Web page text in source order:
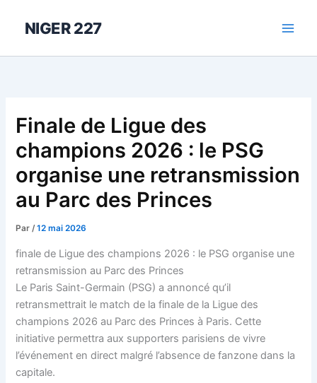
NIGER 227
Finale de Ligue des
champions 2026 : le PSG
organise une retransmission
au Parc des Princes
Par/12 mai 2026
finale de Ligue des champions 2026 : le PSG organise une
retransmission au Parc des Princes
Le Paris Saint-Germain (PSG) a annoncé qu’il
retransmettrait le match de la finale de la Ligue des
champions 2026 au Parc des Princes à Paris. Cette
initiative permettra aux supporters parisiens de vivre
l’événement en direct malgré l’absence de fanzone dans la
capitale.